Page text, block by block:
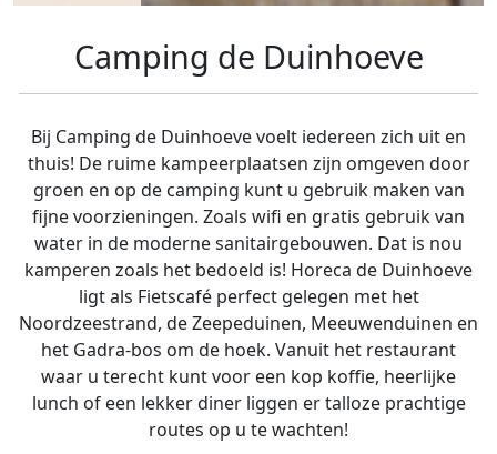
Camping de Duinhoeve
Bij Camping de Duinhoeve voelt iedereen zich uit en
thuis! De ruime kampeerplaatsen zijn omgeven door
groen en op de camping kunt u gebruik maken van
fijne voorzieningen. Zoals wifi en gratis gebruik van
water in de moderne sanitairgebouwen. Dat is nou
kamperen zoals het bedoeld is! Horeca de Duinhoeve
ligt als Fietscafé perfect gelegen met het
Noordzeestrand, de Zeepeduinen, Meeuwenduinen en
het Gadra-bos om de hoek. Vanuit het restaurant
waar u terecht kunt voor een kop koffie, heerlijke
lunch of een lekker diner liggen er talloze prachtige
routes op u te wachten!